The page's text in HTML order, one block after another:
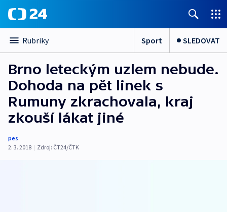
Rubriky Sport SLEDOVAT
Brno leteckým uzlem nebude.
Dohoda na pět linek s
Rumuny zkrachovala, kraj
zkouší lákat jiné
pes
2. 3. 2018 | Zdroj: ČT24/ČTK